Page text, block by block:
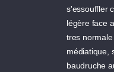
s'essouffler
légère face
tres
médiatique,
baudruche